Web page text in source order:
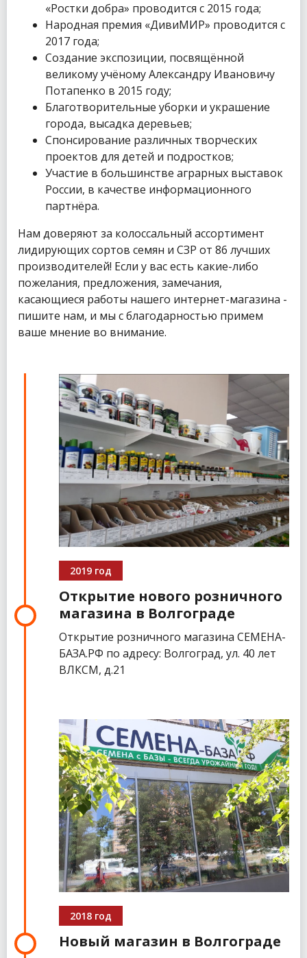
«Ростки добра» проводится с 2015 года;
Народная премия «ДивиМИР» проводится с
2017 года;
Создание экспозиции, посвящённой
великому учёному Александру Ивановичу
Потапенко в 2015 году;
Благотворительные уборки и украшение
города, высадка деревьев;
Спонсирование различных творческих
проектов для детей и подростков;
Участие в большинстве аграрных выставок
России, в качестве информационного
партнёра.
Нам доверяют за колоссальный ассортимент
лидирующих сортов семян и СЗР от 86 лучших
производителей! Если у вас есть какие-либо
пожелания, предложения, замечания,
касающиеся работы нашего интернет-магазина -
пишите нам, и мы с благодарностью примем
ваше мнение во внимание.
2019 год
Открытие нового розничного
магазина в Волгограде
Открытие розничного магазина СЕМЕНА-
БАЗА.РФ по адресу: Волгоград, ул. 40 лет
ВЛКСМ, д.21
2018 год
Новый магазин в Волгограде